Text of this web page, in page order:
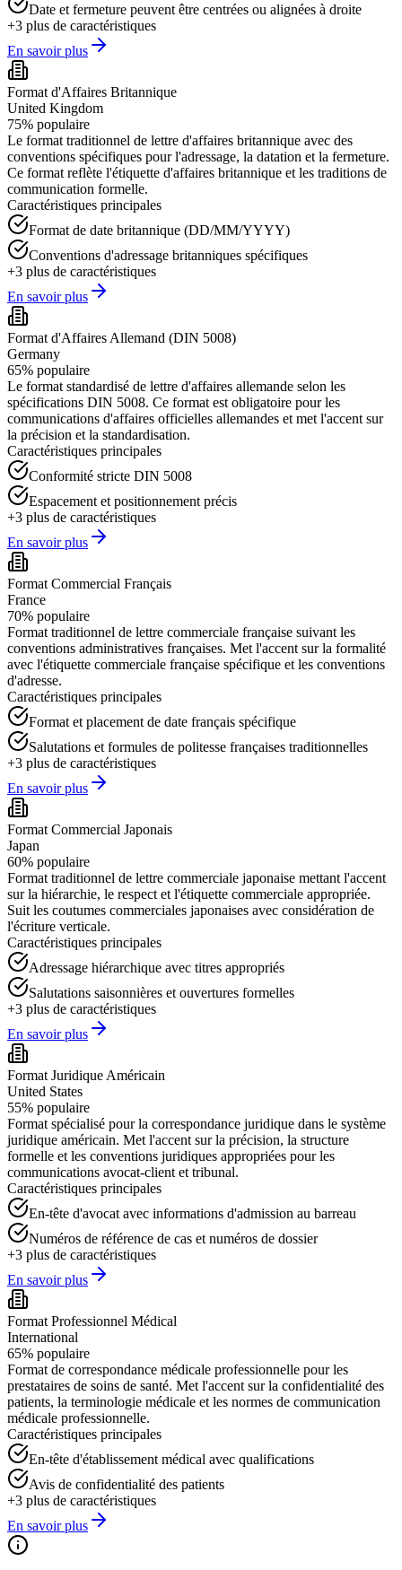
Date et fermeture peuvent être centrées ou alignées à droite
+3 plus de caractéristiques
En savoir plus
Format d'Affaires Britannique
United Kingdom
75% populaire
Le format traditionnel de lettre d'affaires britannique avec des
conventions spécifiques pour l'adressage, la datation et la fermeture.
Ce format reflète l'étiquette d'affaires britannique et les traditions de
communication formelle.
Caractéristiques principales
Format de date britannique (DD/MM/YYYY)
Conventions d'adressage britanniques spécifiques
+3 plus de caractéristiques
En savoir plus
Format d'Affaires Allemand (DIN 5008)
Germany
65% populaire
Le format standardisé de lettre d'affaires allemande selon les
spécifications DIN 5008. Ce format est obligatoire pour les
communications d'affaires officielles allemandes et met l'accent sur
la précision et la standardisation.
Caractéristiques principales
Conformité stricte DIN 5008
Espacement et positionnement précis
+3 plus de caractéristiques
En savoir plus
Format Commercial Français
France
70% populaire
Format traditionnel de lettre commerciale française suivant les
conventions administratives françaises. Met l'accent sur la formalité
avec l'étiquette commerciale française spécifique et les conventions
d'adresse.
Caractéristiques principales
Format et placement de date français spécifique
Salutations et formules de politesse françaises traditionnelles
+3 plus de caractéristiques
En savoir plus
Format Commercial Japonais
Japan
60% populaire
Format traditionnel de lettre commerciale japonaise mettant l'accent
sur la hiérarchie, le respect et l'étiquette commerciale appropriée.
Suit les coutumes commerciales japonaises avec considération de
l'écriture verticale.
Caractéristiques principales
Adressage hiérarchique avec titres appropriés
Salutations saisonnières et ouvertures formelles
+3 plus de caractéristiques
En savoir plus
Format Juridique Américain
United States
55% populaire
Format spécialisé pour la correspondance juridique dans le système
juridique américain. Met l'accent sur la précision, la structure
formelle et les conventions juridiques appropriées pour les
communications avocat-client et tribunal.
Caractéristiques principales
En-tête d'avocat avec informations d'admission au barreau
Numéros de référence de cas et numéros de dossier
+3 plus de caractéristiques
En savoir plus
Format Professionnel Médical
International
65% populaire
Format de correspondance médicale professionnelle pour les
prestataires de soins de santé. Met l'accent sur la confidentialité des
patients, la terminologie médicale et les normes de communication
médicale professionnelle.
Caractéristiques principales
En-tête d'établissement médical avec qualifications
Avis de confidentialité des patients
+3 plus de caractéristiques
En savoir plus